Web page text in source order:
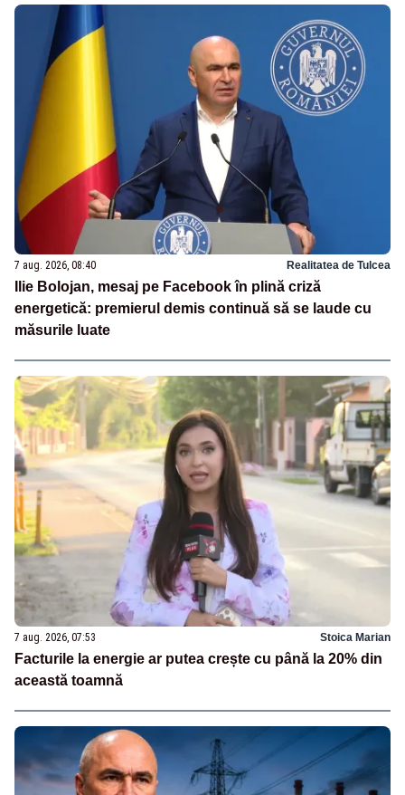
7 aug. 2026, 08:40 Realitatea de Tulcea
Ilie Bolojan, mesaj pe Facebook în plină criză
energetică: premierul demis continuă să se laude cu
măsurile luate
7 aug. 2026, 07:53 Stoica Marian
Facturile la energie ar putea crește cu până la 20% din
această toamnă